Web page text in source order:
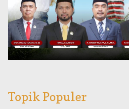
Topik Populer